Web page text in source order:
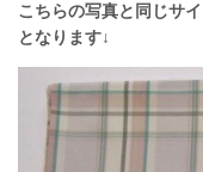
こちらの写真と同じサ
となります↓